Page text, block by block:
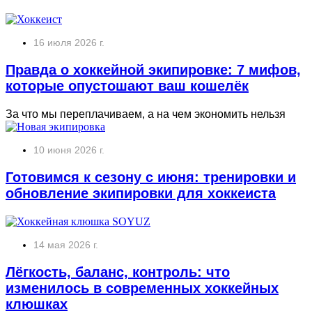
16 июля 2026 г.
Правда о хоккейной экипировке: 7 мифов,
которые опустошают ваш кошелёк
За что мы переплачиваем, а на чем экономить нельзя
10 июня 2026 г.
Готовимся к сезону с июня: тренировки и
обновление экипировки для хоккеиста
14 мая 2026 г.
Лёгкость, баланс, контроль: что
изменилось в современных хоккейных
клюшках